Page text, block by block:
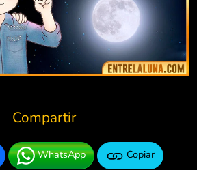
Compartir
WhatsApp Copiar